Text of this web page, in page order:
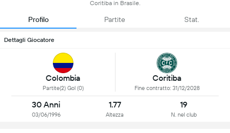
Coritiba in Brasile.
Profilo Partite Stat.
Dettagli Giocatore
Colombia
Partite(2) Gol (0)
Coritiba
Fine contratto: 31/12/2028
30 Anni
03/06/1996
1.77
Altezza
19
N. nel club